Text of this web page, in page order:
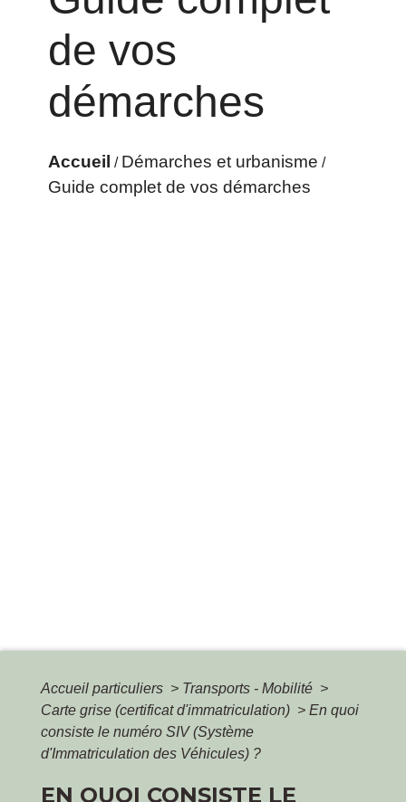
de vos
démarches
Accueil / Démarches et urbanisme /
Guide complet de vos démarches
Accueil particuliers > Transports - Mobilité >
Carte grise (certificat d'immatriculation) > En quoi
consiste le numéro SIV (Système
d'Immatriculation des Véhicules) ?
EN QUOI CONSISTE LE